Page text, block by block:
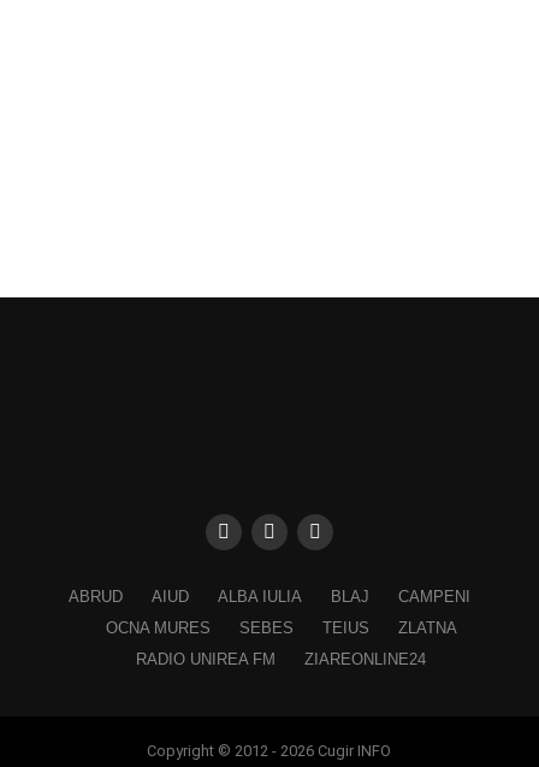
ABRUD AIUD ALBA IULIA BLAJ
CAMPENI
OCNA MURES
SEBES TEIUS
ZLATNA
RADIO UNIREA FM
ZIAREONLINE24
Copyright © 2012 - 2026 Cugir INFO